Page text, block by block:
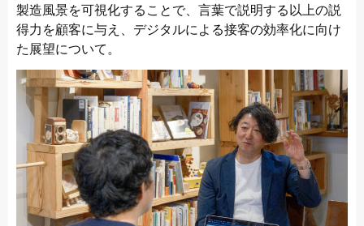
製造風景を可視化することで、言葉で説明する以上の説
得力を顧客に与え、デジタルによる接客の効率化に向け
た展望について。